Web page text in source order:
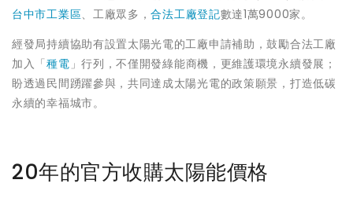
台中市工業區、工廠眾多，合法工廠登記數達1萬9000家。
經發局持續協助有設置太陽光電的工廠申請補助，鼓勵合法工廠
加入「種電」行列，不僅開發綠能商機，更維護環境永續發展；
盼透過民間踴躍參與，共同達成太陽光電的政策願景，打造低碳
永續的幸福城市。
20年的官方收購太陽能價格